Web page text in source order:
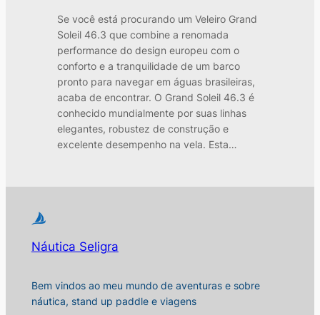
Se você está procurando um Veleiro Grand
Soleil 46.3 que combine a renomada
performance do design europeu com o
conforto e a tranquilidade de um barco
pronto para navegar em águas brasileiras,
acaba de encontrar. O Grand Soleil 46.3 é
conhecido mundialmente por suas linhas
elegantes, robustez de construção e
excelente desempenho na vela. Esta…
Náutica Seligra
Bem vindos ao meu mundo de aventuras e sobre
náutica, stand up paddle e viagens